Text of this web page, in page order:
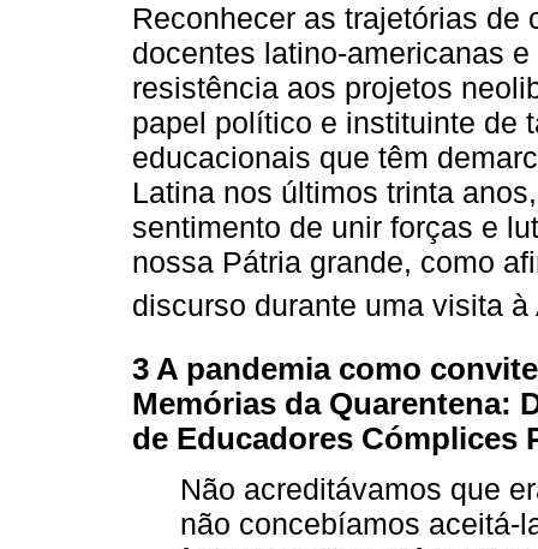
Reconhecer as trajetórias de
docentes latino-americanas
resistência aos projetos
papel político e instituinte de
educacionais que têm
Latina nos últimos trinta
sentimento de unir forças e
nossa Pátria grande, como
discurso durante uma visita à
3 A pandemia como
Memórias da Quarentena:
de Educadores Cómplices
Não acreditávamos que
não concebíamos aceitá-